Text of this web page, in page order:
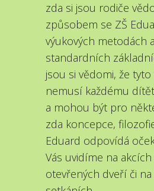
zda si jsou rodiče
způsobem se ZŠ
výukových metodách
standardních
jsou si vědomi, že
nemusí každému
a mohou být pro
zda koncepce,
Eduard odpovídá
Vás uvidíme na
otevřených dveří či